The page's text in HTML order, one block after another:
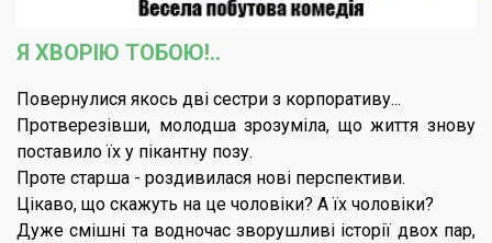
Я ХВОРІЮ ТОБОЮ!..
Повернулися якось дві сестри з корпоративу...
Протверезівши, молодша зрозуміла, що життя знову
поставило їх у пікантну позу.
Проте старша - роздивилася нові перспективи.
Цікаво, що скажуть на це чоловіки? А їх чоловіки?
Дуже смішні та водночас зворушливі історії двох пар,